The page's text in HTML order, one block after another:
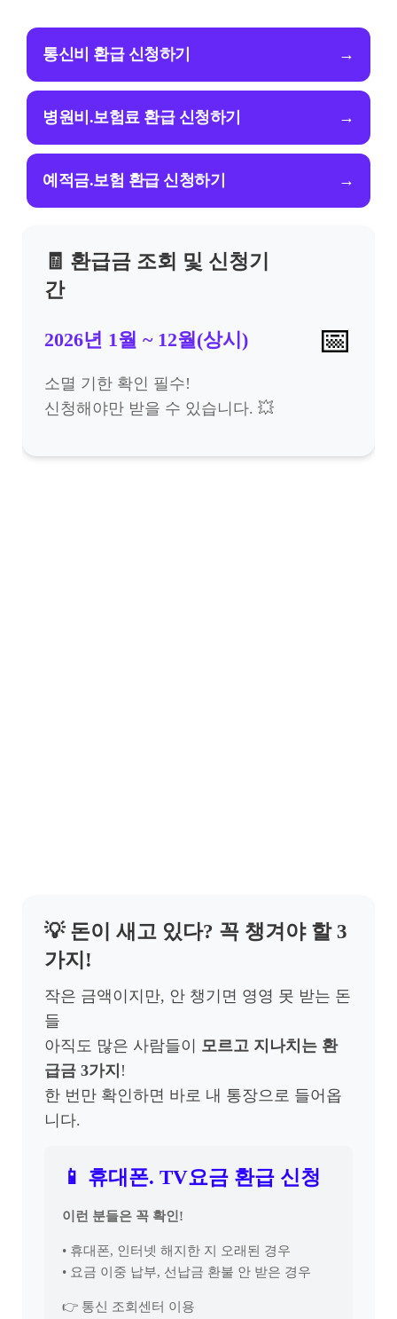
통신비 환급 신청하기 →
병원비.보험료 환급 신청하기 →
예적금.보험 환급 신청하기 →
🧾 환급금 조회 및 신청기
간
2026년 1월 ~ 12월(상시)
소멸 기한 확인 필수!
신청해야만 받을 수 있습니다. 💥
📅
💡 돈이 새고 있다? 꼭 챙겨야 할 3
가지!
작은 금액이지만, 안 챙기면 영영 못 받는 돈
들
아직도 많은 사람들이 모르고 지나치는 환
급금 3가지 !
한 번만 확인하면 바로 내 통장으로 들어옵
니다.
📱 휴대폰. TV요금 환급 신청
이런 분들은 꼭 확인!
• 휴대폰, 인터넷 해지한 지 오래된 경우
• 요금 이중 납부, 선납금 환불 안 받은 경우
👉 통신 조회센터 이용